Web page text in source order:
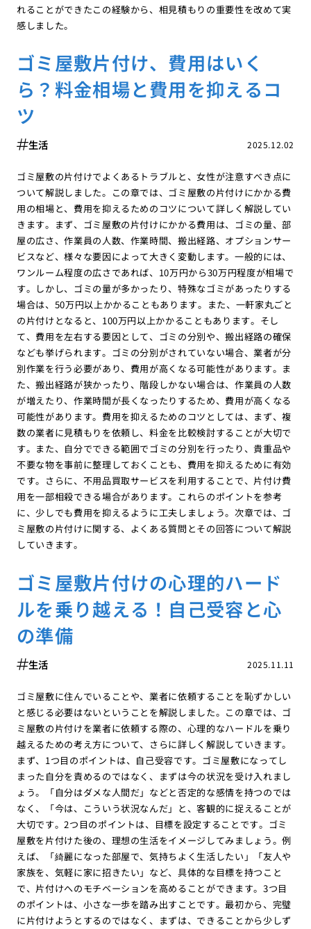
れることができたこの経験から、相見積もりの重要性を改めて実
感しました。
ゴミ屋敷片付け、費用はいく
ら？料金相場と費用を抑えるコ
ツ
2025.12.02
生活
ゴミ屋敷の片付けでよくあるトラブルと、女性が注意すべき点に
ついて解説しました。この章では、ゴミ屋敷の片付けにかかる費
用の相場と、費用を抑えるためのコツについて詳しく解説してい
きます。まず、ゴミ屋敷の片付けにかかる費用は、ゴミの量、部
屋の広さ、作業員の人数、作業時間、搬出経路、オプションサー
ビスなど、様々な要因によって大きく変動します。一般的には、
ワンルーム程度の広さであれば、10万円から30万円程度が相場で
す。しかし、ゴミの量が多かったり、特殊なゴミがあったりする
場合は、50万円以上かかることもあります。また、一軒家丸ごと
の片付けとなると、100万円以上かかることもあります。そし
て、費用を左右する要因として、ゴミの分別や、搬出経路の確保
なども挙げられます。ゴミの分別がされていない場合、業者が分
別作業を行う必要があり、費用が高くなる可能性があります。ま
た、搬出経路が狭かったり、階段しかない場合は、作業員の人数
が増えたり、作業時間が長くなったりするため、費用が高くなる
可能性があります。費用を抑えるためのコツとしては、まず、複
数の業者に見積もりを依頼し、料金を比較検討することが大切で
す。また、自分でできる範囲でゴミの分別を行ったり、貴重品や
不要な物を事前に整理しておくことも、費用を抑えるために有効
です。さらに、不用品買取サービスを利用することで、片付け費
用を一部相殺できる場合があります。これらのポイントを参考
に、少しでも費用を抑えるように工夫しましょう。次章では、ゴ
ミ屋敷の片付けに関する、よくある質問とその回答について解説
していきます。
ゴミ屋敷片付けの心理的ハード
ルを乗り越える！自己受容と心
の準備
2025.11.11
生活
ゴミ屋敷に住んでいることや、業者に依頼することを恥ずかしい
と感じる必要はないということを解説しました。この章では、ゴ
ミ屋敷の片付けを業者に依頼する際の、心理的なハードルを乗り
越えるための考え方について、さらに詳しく解説していきます。
まず、1つ目のポイントは、自己受容です。ゴミ屋敷になってし
まった自分を責めるのではなく、まずは今の状況を受け入れまし
ょう。「自分はダメな人間だ」などと否定的な感情を持つのでは
なく、「今は、こういう状況なんだ」と、客観的に捉えることが
大切です。2つ目のポイントは、目標を設定することです。ゴミ
屋敷を片付けた後の、理想の生活をイメージしてみましょう。例
えば、「綺麗になった部屋で、気持ちよく生活したい」「友人や
家族を、気軽に家に招きたい」など、具体的な目標を持つこと
で、片付けへのモチベーションを高めることができます。3つ目
のポイントは、小さな一歩を踏み出すことです。最初から、完璧
に片付けようとするのではなく、まずは、できることから少しず